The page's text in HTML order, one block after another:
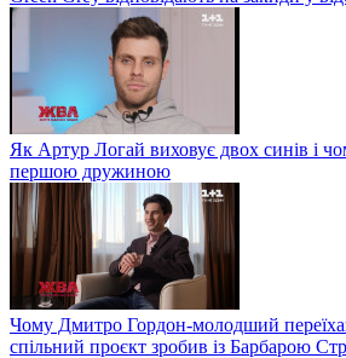
Як Артур Логай виховує двох синів і
першою дружиною
Чому Дмитро Гордон-молодший
спільний проєкт зробив із Барбарою